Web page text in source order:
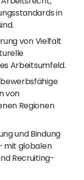
in
von Vielfalt
Arbeitsumfeld.
von
Regionen
und Bindung
mit globalen
Recruiting-